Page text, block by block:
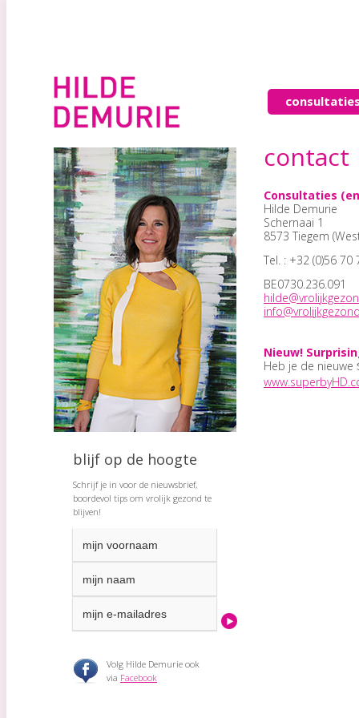
blijf op de hoogte
Schrijf je in voor de nieuwsbrief,
boordevol tips om vrolijk gezond te
blijven!
Volg Hilde Demurie ook
via Facebook
contact
Consultaties
Hilde Demurie
Schernaai 1
8573 Tiegem
Tel. : +32 (0)56 70
BE0730.236.091
Nieuw!
Heb je de nieuwe